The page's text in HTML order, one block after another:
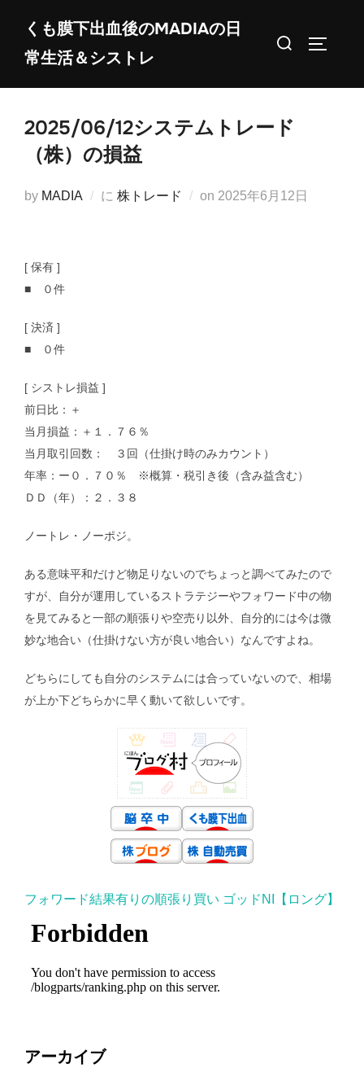
くも膜下出血後のMADIAの日
常生活＆シストレ
検
2025/06/12システムトレード
（株）の損益
by MADIA に 株トレード on 投
2025年6月12日
[ 保有 ]
■ ０件
[ 決済 ]
■ ０件
[ シストレ損益 ]
前日比：＋
当月損益：＋１．７６％
当月取引回数： ３回（仕掛け時のみカウント）
年率：ー０．７０％ ※概算・税引き後（含み益含む）
ＤＤ（年）：２．３８
ノートレ・ノーポジ。
ある意味平和だけど物足りないのでちょっと調べてみたので
すが、自分が運用しているストラテジーやフォワード中の物
を見てみると一部の順張りや空売り以外、自分的には今は微
妙な地合い（仕掛けない方が良い地合い）なんですよね。
どちらにしても自分のシステムには合っていないので、相場
が上か下どちらかに早く動いて欲しいです。
フォワード結果有りの順張り買い ゴッドNI【ロング】
アーカイブ